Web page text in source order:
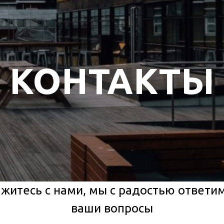
КОНТАКТЫ
с нами, мы с радостью
ваши вопросы